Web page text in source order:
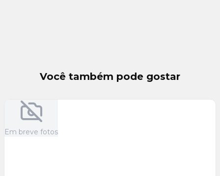
Você também pode gostar
Em breve fotos